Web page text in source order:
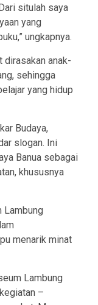
situlah saya
yang
ungkapnya.
dirasakan anak-
sehingga
yang hidup
Budaya,
slogan. Ini
Banua sebagai
khususnya
Lambung
menarik minat
Lambung
–